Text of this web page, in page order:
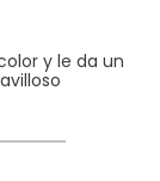
y le da un